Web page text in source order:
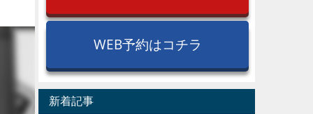
WEB予約はコチラ
新着記事